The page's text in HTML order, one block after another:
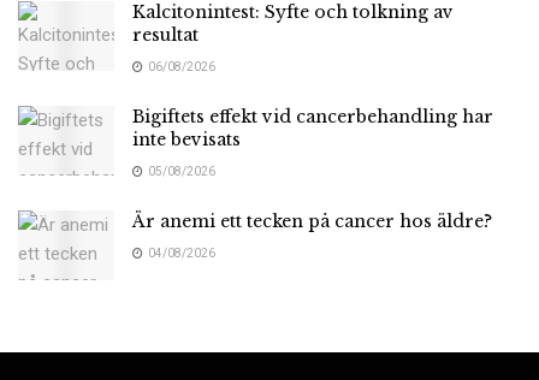
Kalcitonintest: Syfte och tolkning av
resultat
06/08/2026
Bigiftets effekt vid cancerbehandling har
inte bevisats
05/08/2026
Är anemi ett tecken på cancer hos äldre?
04/08/2026